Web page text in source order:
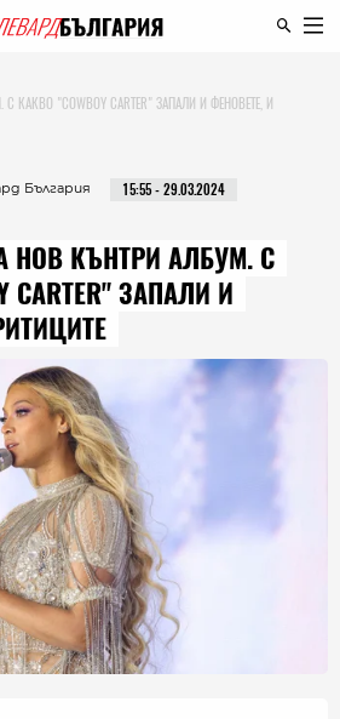
"COWBOY CARTER" ЗАПАЛИ И ФЕНОВЕТЕ, И
България 15:55 - 29.03.2024
НОВ КЪНТРИ АЛБУМ. С
CARTER" ЗАПАЛИ И